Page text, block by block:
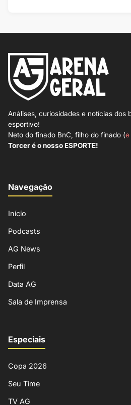
Análises, curiosidades e notícias dos
esportivo!
Neto do finado BnC, filho do finado (e
Torcer é o nosso ESPORTE!
Navegação
Início
Podcasts
AG News
Perfil
Data AG
Sala de Imprensa
Especiais
Copa 2026
Seu Time
TV AG